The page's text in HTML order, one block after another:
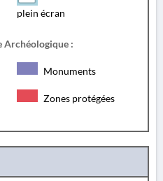
plein écran
Archéologique :
Monuments
Zones protégées